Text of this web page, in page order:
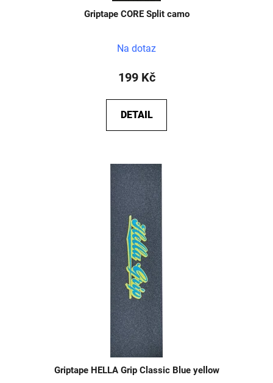
Griptape CORE Split camo
Na dotaz
199 Kč
DETAIL
Griptape HELLA Grip Classic Blue yellow